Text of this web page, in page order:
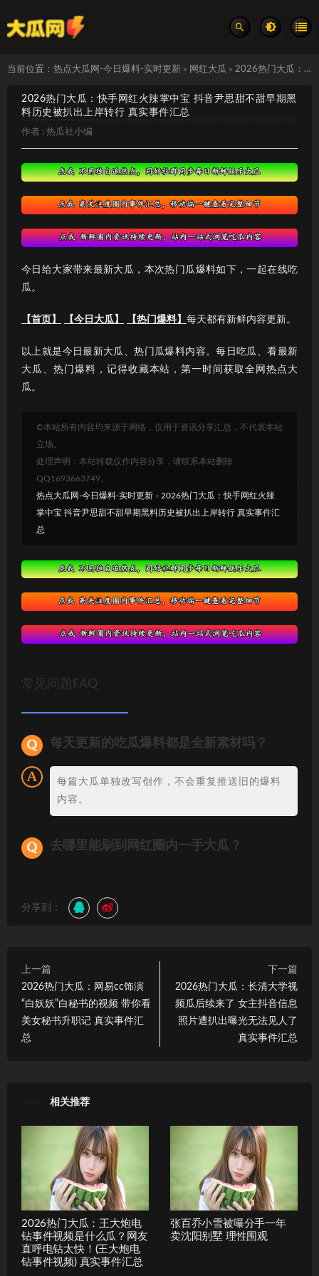
当前位置： 热点大瓜网-今日爆料-实时更新 > 网红大瓜 > 2026热门大瓜：快手网红火辣掌中宝 抖音尹思甜不甜早期黑料历史被扒出上岸转行 真实事件汇总
2026热门大瓜：快手网红火辣掌中宝 抖音尹思甜不甜早期黑
料历史被扒出上岸转行 真实事件汇总
作者 : 热瓜社小编
今日给大家带来最新大瓜，本次热门瓜爆料如下，一起在线吃
瓜。
【首页】 【今日大瓜】 【热门爆料】 每天都有新鲜内容更新。
以上就是今日最新大瓜、热门瓜爆料内容。每日吃瓜、看最新
大瓜、热门爆料，记得收藏本站，第一时间获取全网热点大
瓜。
©本站所有内容均来源于网络，仅用于资讯分享汇总，不代表本站
立场。
处理声明：本站转载仅作内容分享，请联系本站删除
QQ1693663749。
热点大瓜网-今日爆料-实时更新 » 2026热门大瓜：快手网红火辣
掌中宝 抖音尹思甜不甜早期黑料历史被扒出上岸转行 真实事件汇
总
常见问题FAQ
每天更新的吃瓜爆料都是全新素材吗？
每篇大瓜单独改写创作，不会重复推送旧的爆料
内容。
去哪里能刷到网红圈内一手大瓜？
分享到：
上一篇
2026热门大瓜：网易cc饰演
“白妖妖”白秘书的视频 带你看
美女秘书升职记 真实事件汇
总
下一篇
2026热门大瓜：长清大学视
频瓜后续来了 女主抖音信息
照片遭扒出曝光无法见人了
真实事件汇总
相关推荐
2026热门大瓜：王大炮电
钻事件视频是什么瓜？网友
直呼电钻太快！(王大炮电
钻事件视频) 真实事件汇总
张百乔小雪被曝分手一年
卖沈阳别墅 理性围观